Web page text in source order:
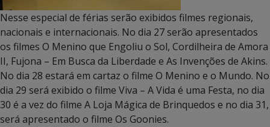
Nesse especial de férias serão exibidos filmes regionais,
nacionais e internacionais. No dia 27 serão apresentados
os filmes O Menino que Engoliu o Sol, Cordilheira de Amora
II, Fujona – Em Busca da Liberdade e As Invenções de Akins.
No dia 28 estará em cartaz o filme O Menino e o Mundo. No
dia 29 será exibido o filme Viva – A Vida é uma Festa, no dia
30 é a vez do filme A Loja Mágica de Brinquedos e no dia 31,
será apresentado o filme Os Goonies.